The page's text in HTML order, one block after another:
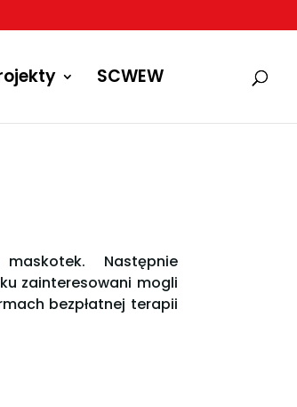
SCWEW
maskotek. Następnie
zainteresowani mogli
bezpłatnej terapii